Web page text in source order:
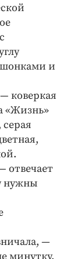
и
​коверкая
«Жизнь»
​отвечает
нужны
—
минутку,